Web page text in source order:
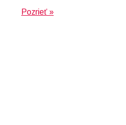
Pozrieť »